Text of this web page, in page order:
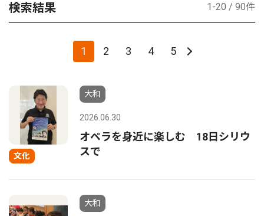
検索結果 1-20 / 90件
1 2 3 4 5
文化
大和
2026.06.30
オペラを身近に楽しむ 18日シリウ
スで
大和